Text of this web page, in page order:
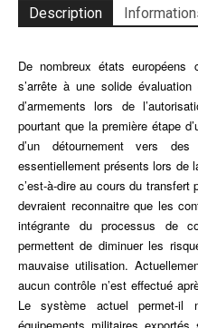
post-
exportation
des
transferts
d’armement
:
Preuves
d’arrivée
et
monitoring
de
l’utilisation
finale
Description
De nombreux états européens
s’arrête à une solide
d’armements lors de
pourtant que la première étape
d’un détournement vers des
essentiellement présents lors de
c’est-à-dire au cours du transfert
devraient reconnaitre que les
intégrante du processus de
permettent de diminuer les
mauvaise utilisation.
aucun contrôle n’est effectué
Le système actuel permet-il